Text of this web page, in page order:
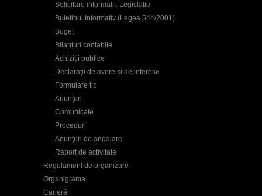
Solicitare informații. Legislație
Buletinul Informativ (Legea 544/2001)
Buget
Bilanțuri contabile
Achiziţii publice
Declaraţii de avere și de interese
Formulare tip
Anunţuri
Comunicate
Proceduri
Anunţuri de angajare
Raport de activitate
Regulament de organizare
Organigrama
Carieră